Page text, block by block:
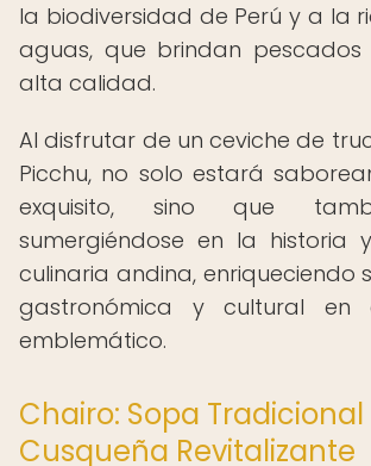
la biodiversidad de Perú y a la
aguas, que brindan
alta calidad.
Al disfrutar de un ceviche de
Picchu, no solo estará
exquisito, sino que
sumergiéndose en la historia
culinaria andina, enriqueciendo
gastronómica y cultural en
emblemático.
Chairo: Sopa Tradicional
Cusqueña Revitalizante